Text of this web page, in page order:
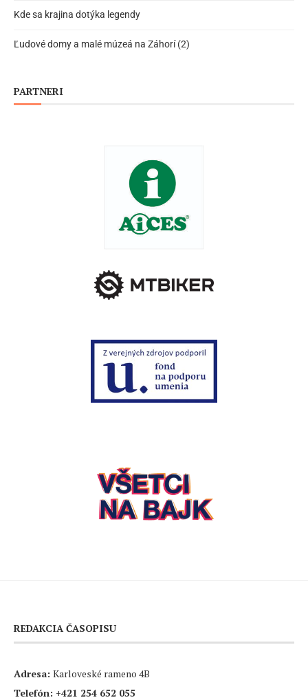
Kde sa krajina dotýka legendy
Ľudové domy a malé múzeá na Záhorí (2)
PARTNERI
REDAKCIA ČASOPISU
Adresa: Karloveské rameno 4B
Telefón: +421 254 652 055